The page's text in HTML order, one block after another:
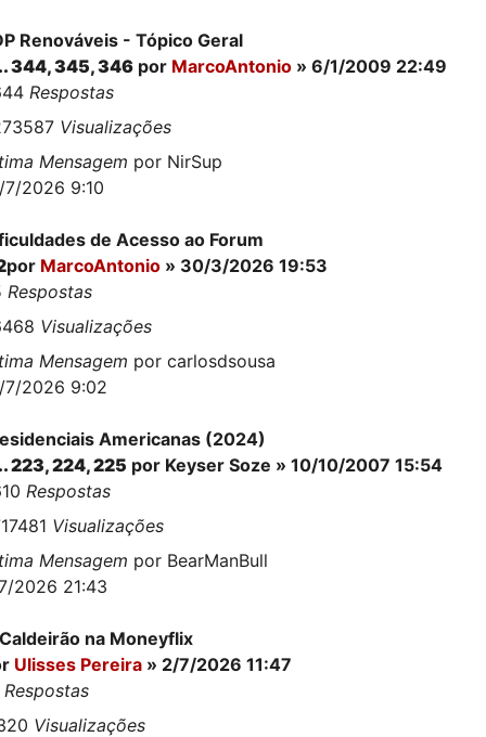
Renováveis - Tópico Geral
344,345,346 por MarcoAntonio » 6/1/2009 22:49
Respostas
Visualizações
Mensagem por NirSup
7/2026 9:10
de Acesso ao Forum
por MarcoAntonio » 30/3/2026 19:53
Respostas
Visualizações
Mensagem por carlosdsousa
7/2026 9:02
Americanas (2024)
223,224,225 por Keyser Soze » 10/10/2007 15:54
Respostas
Visualizações
Mensagem por BearManBull
2026 21:43
na Moneyflix
Ulisses Pereira » 2/7/2026 11:47
Respostas
Visualizações